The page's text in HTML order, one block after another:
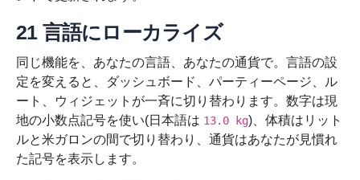
21 言語にローカライズ
同じ機能を、あなたの言語、あなたの通貨で。言語の設
定を変えると、ダッシュボード、パーティーページ、ル
ート、ウィジェットが一斉に切り替わります。数字は現
地の小数点記号を使い(日本語は 13.0 kg)、体積はリット
ルと米ガロンの間で切り替わり、通貨はあなたが見慣れ
た記号を表示します。